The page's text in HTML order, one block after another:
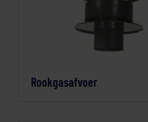
Rookgasafvoer